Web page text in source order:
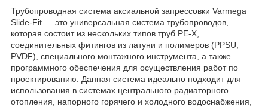
Трубопроводная система аксиальной запрессовки Varmega
Slide-Fit — это универсальная система трубопроводов,
которая состоит из нескольких типов труб PE-X,
соединительных фитингов из латуни и полимеров (PPSU,
PVDF), специального монтажного инструмента, а также
программного обеспечения для осуществления работ по
проектированию. Данная система идеально подходит для
использования в системах центрального радиаторного
отопления, напорного горячего и холодного водоснабжения,